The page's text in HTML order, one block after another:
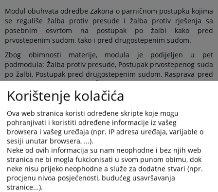
Modul obuhvata odredbe Zakona o parničnom postupku kojima
se reguliše žalba protiv presude i žalba protiv rješenja sa
posebnim osvrtom na postupak po žalbi kako pred
prvostepenim sudom, tako i pred drugostepenim sudom.
Zbog obimnosti materije, modula je podijeljen u pet
podmodula: Žalba protiv presude, Postupak prvostepenog suda
po žalbi, Postupak pred drugostepenim sudom, Rasprava pred
drugostepenim sudom i Žalba protiv rješenja.Cjelokupna
materija obrađena je kako sa aspekta teorije, tako i sa aspekta
sudske prakse.
Prikazana vijest je na: Bosanski jezik
Obavijest o preuzimanju sadržaja
Napomena:U slučaju preuzimanja vijesti istu preuzeti u
integralnom obliku uz navođenje izvora informacije.
Korištenje kolačića
Ova web stranica koristi određene skripte koje mogu
pohranjivati i koristiti određene informacije iz vašeg
browsera i vašeg uređaja (npr. IP adresa uređaja, varijable o
sesiji unutar browsera, ...).
Neke od ovih informacija su nam neophodne i bez njih web
stranica ne bi mogla fukcionisati u svom punom obimu, dok
neke nisu prijeko neophodne a služe za dodatne stvari (npr.
procjenu nivoa posjećenosti, budućeg usavršavanja
stranice...).